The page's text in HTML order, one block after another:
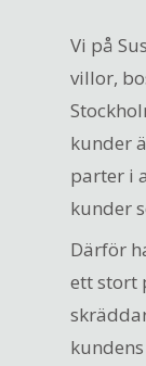
Vi på
villor,
kunder
parter i
kunder
Därför
ett stort